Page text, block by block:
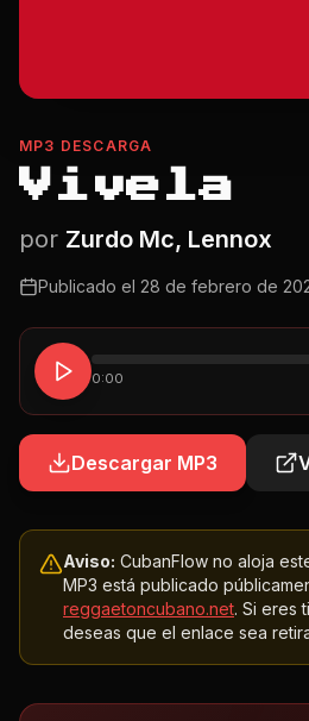
MP3 DESCARGA
Vivela
por Zurdo Mc, Lennox
Publicado el 28 de febrero de
0:00
Descargar MP3
Aviso: CubanFlow no aloja
MP3 está publicado
reggaetoncubano.net. Si eres
deseas que el enlace sea